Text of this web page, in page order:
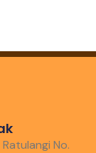
Ratulangi No.